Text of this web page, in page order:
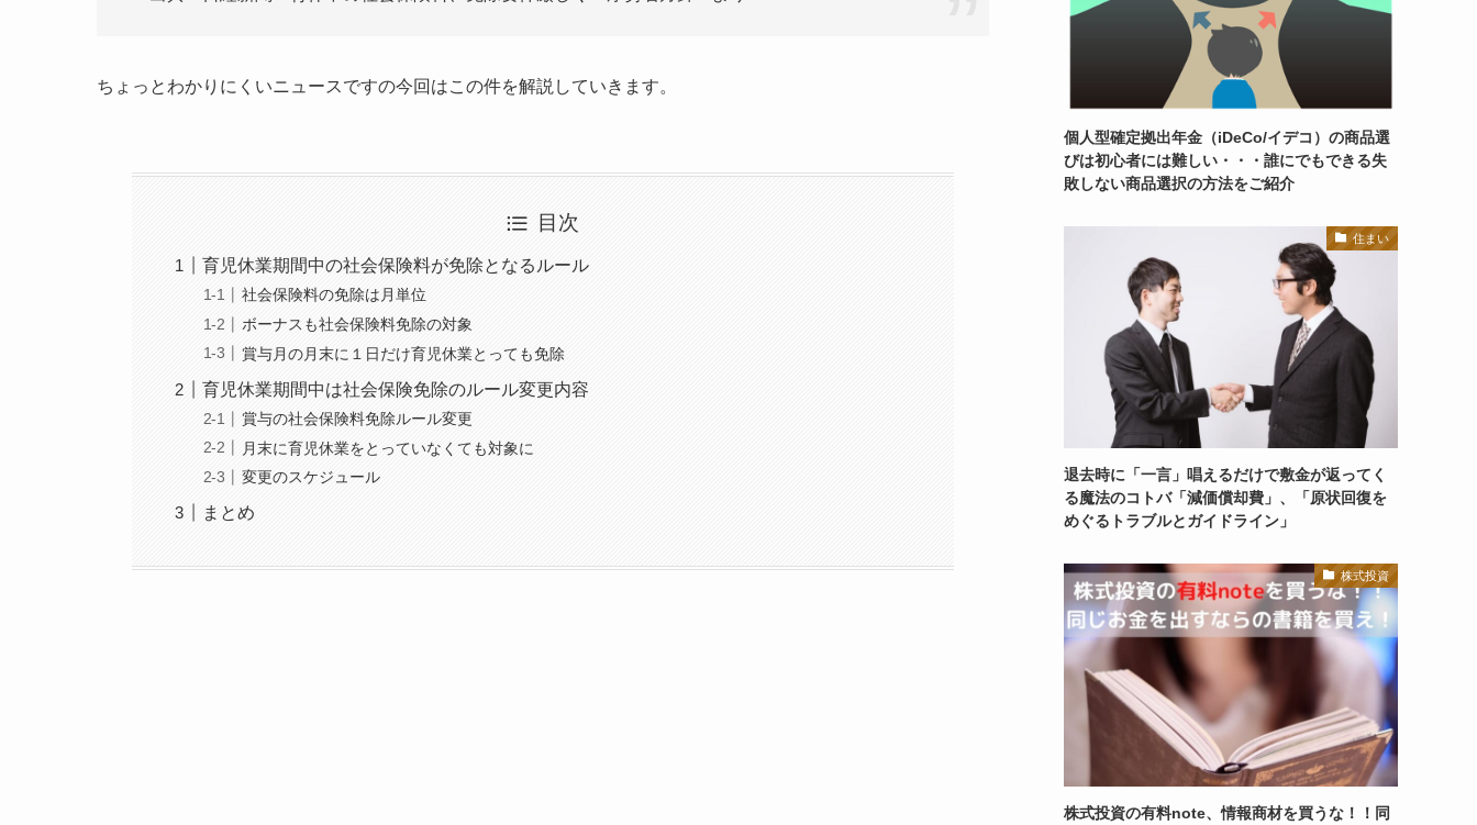
ちょっとわかりにくいニュースですの今回はこの件を解説していきます。
目次
育児休業期間中の社会保険料が免除となるルール
社会保険料の免除は月単位
ボーナスも社会保険料免除の対象
賞与月の月末に１日だけ育児休業とっても免除
育児休業期間中は社会保険免除のルール変更内容
賞与の社会保険料免除ルール変更
月末に育児休業をとっていなくても対象に
変更のスケジュール
まとめ
個人型確定拠出年金（iDeCo/イデコ）の商品選
びは初心者には難しい・・・誰にでもできる失
敗しない商品選択の方法をご紹介
住まい
退去時に「一言」唱えるだけで敷金が返ってく
る魔法のコトバ「減価償却費」、「原状回復を
めぐるトラブルとガイドライン」
株式投資
株式投資の有料note、情報商材を買うな！！同